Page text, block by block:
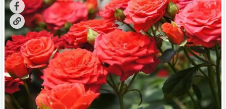
მოთხოვნილებები იცვლება, ამიტომ მნიშვნელოვანია
ვიცოდეთ, რომელი სასუქები გამოიყენება ამ დროს.